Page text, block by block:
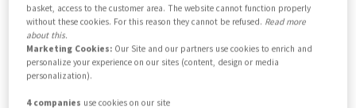
coperto dall’Assicurazione principale
per l’applicazione di una Franchigia o
di uno Scoperto.
basket, access to the customer area. The website cannot function properly
without these cookies. For this reason they cannot be refused. Read more
about this.
Marketing Cookies: Our Site and our partners use cookies to enrich and
personalize your experience on our sites (content, design or media
personalization).
4 companies use cookies on our site